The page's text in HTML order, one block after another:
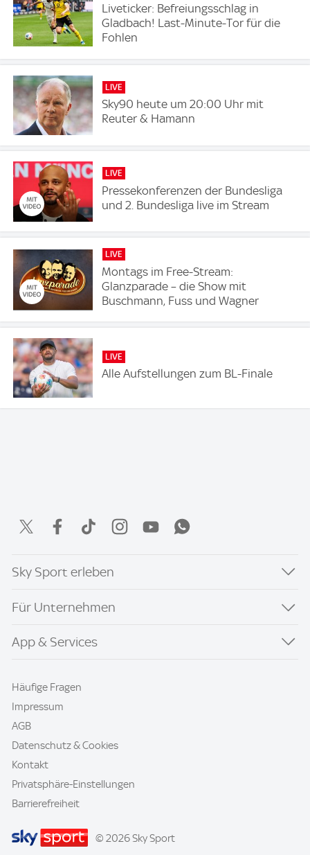
Liveticker: Befreiungsschlag in
Gladbach! Last-Minute-Tor für die
Fohlen
LIVE
Sky90 heute um 20:00 Uhr mit
Reuter & Hamann
LIVE
Pressekonferenzen der Bundesliga
und 2. Bundesliga live im Stream
LIVE
Montags im Free-Stream:
Glanzparade – die Show mit
Buschmann, Fuss und Wagner
LIVE
Alle Aufstellungen zum BL-Finale
Sky Sport erleben
Für Unternehmen
App & Services
Häufige Fragen
Impressum
AGB
Datenschutz & Cookies
Kontakt
Privatsphäre-Einstellungen
Barrierefreiheit
© 2026 Sky Sport